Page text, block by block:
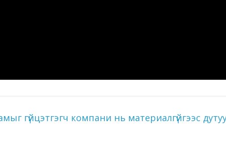
гүйцэтгэгч компани нь материалгүйгээс